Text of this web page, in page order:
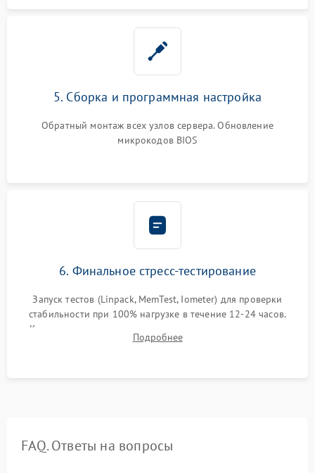
5. Сборка и программная настройка
Обратный монтаж всех узлов сервера. Обновление
микрокодов BIOS
6. Финальное стресс-тестирование
Запуск тестов (Linpack, MemTest, Iometer) для проверки
стабильности при 100% нагрузке в течение 12-24 часов.
Контроль температурных режимов, проверка отсутствия
троттлинга и подготовка сервера к выдаче.
Подробнее
FAQ. Ответы на вопросы